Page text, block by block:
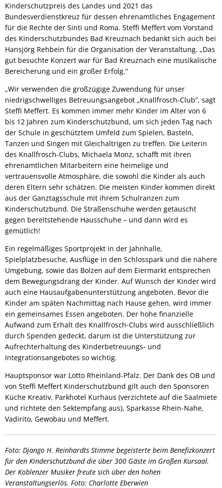
Kinderschutzpreis des Landes und 2021 das
Bundesverdienstkreuz für dessen ehrenamtliches Engagement
für die Rechte der Sinti und Roma. Steffi Meffert vom Vorstand
des Kinderschutzbundes Bad Kreuznach bedankt sich auch bei
Hansjörg Rehbein für die Organisation der Veranstaltung. „Das
gut besuchte Konzert war für Bad Kreuznach eine musikalische
Bereicherung und ein großer Erfolg.“
„Wir verwenden die großzügige Zuwendung für unser
niedrigschwelliges Betreuungsangebot „Knallfrosch-Club“, sagt
Steffi Meffert. Es kommen immer mehr Kinder im Alter von 6
bis 12 Jahren zum Kinderschutzbund, um sich jeden Tag nach
der Schule in geschütztem Umfeld zum Spielen, Basteln,
Tanzen und Singen mit Gleichaltrigen zu treffen. Die Leiterin
des Knallfrosch-Clubs, Michaela Monz, schafft mit ihren
ehrenamtlichen Mitarbeitern eine heimelige und
vertrauensvolle Atmosphäre, die sowohl die Kinder als auch
deren Eltern sehr schätzen. Die meisten Kinder kommen direkt
aus der Ganztagsschule mit ihrem Schulranzen zum
Kinderschutzbund. Die Straßenschuhe werden getauscht
gegen bereitstehende Hausschuhe – und dann wird es
gemütlich!
Ein regelmäßiges Sportprojekt in der Jahnhalle,
Spielplatzbesuche, Ausflüge in den Schlosspark und die nähere
Umgebung, sowie das Bolzen auf dem Eiermarkt entsprechen
dem Bewegungsdrang der Kinder. Auf Wunsch der Kinder wird
auch eine Hausaufgabenunterstützung angeboten. Bevor die
Kinder am späten Nachmittag nach Hause gehen, wird immer
ein gemeinsames Essen angeboten. Der hohe finanzielle
Aufwand zum Erhalt des Knallfrosch-Clubs wird ausschließlich
durch Spenden gedeckt, darum ist die Unterstützung zur
Aufrechterhaltung des Kinderbetreuungs- und
Integrationsangebotes so wichtig.
Hauptsponsor war Lotto Rheinland-Pfalz. Der Dank des OB und
von Steffi Meffert Kinderschutzbund gilt auch den Sponsoren
Küche Kreativ, Parkhotel Kurhaus (verzichtete auf die Saalmiete
und richtete den Sektempfang aus), Sparkasse Rhein-Nahe,
Vadirito, Gewobau und Meffert.
Foto: Django H. Reinhardts Stimme begeisterte beim Benefizkonzert
für den Kinderschutzbund die über 300 Gäste im Großen Kursaal.
Der Koblenzer Musiker freute sich über den hohen
Veranstaltungserlös. Foto: Charlotte Eberwien